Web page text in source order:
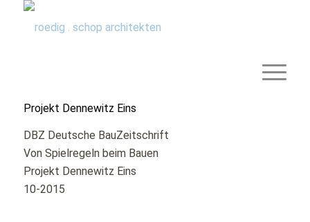
Projekt Dennewitz Eins
DBZ Deutsche BauZeitschrift
Von Spielregeln beim Bauen
Projekt Dennewitz Eins
10-2015